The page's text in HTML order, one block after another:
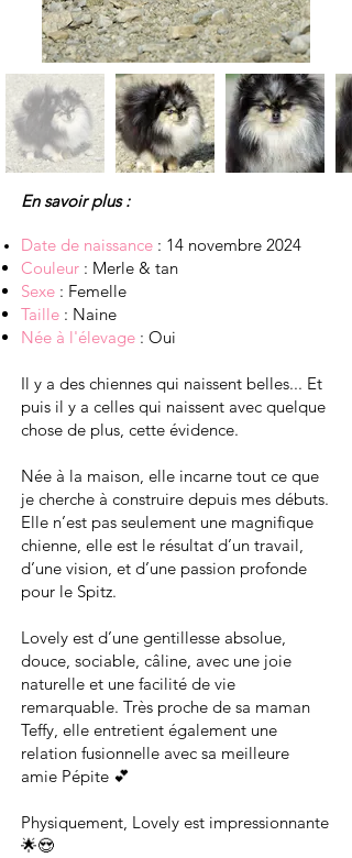
En savoir plus :
Date de naissance : 14 novembre 2024
Couleur : Merle & tan
Sexe : Femelle
Taille : Naine
Née à l'élevage : Oui
Il y a des chiennes qui naissent belles... Et
puis il y a celles qui naissent avec quelque
chose de plus, cette évidence.
Née à la maison, elle incarne tout ce que
je cherche à construire depuis mes débuts.
Elle n’est pas seulement une magnifique
chienne, elle est le résultat d’un travail,
d’une vision, et d’une passion profonde
pour le Spitz.
Lovely est d’une gentillesse absolue,
douce, sociable, câline, avec une joie
naturelle et une facilité de vie
remarquable. Très proche de sa maman
Teffy, elle entretient également une
relation fusionnelle avec sa meilleure
amie Pépite 💕
Physiquement, Lovely est impressionnante
🌟😍